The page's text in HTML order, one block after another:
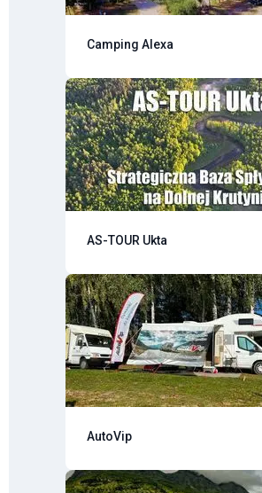
Camping Alexa
AS-TOUR Ukta
AutoVip